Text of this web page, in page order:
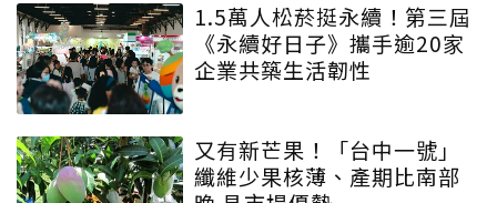
1.5萬人松菸挺永續！第三屆
《永續好日子》攜手逾20家
企業共築生活韌性
又有新芒果！「台中一號」
纖維少果核薄、產期比南部